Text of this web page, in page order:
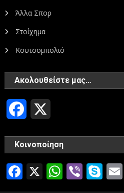
Άλλα Σπορ
Στοίχημα
Κουτσομπολιό
Ακολουθείστε μας…
Facebook
Κοινοποίηση
Facebook
X Viber